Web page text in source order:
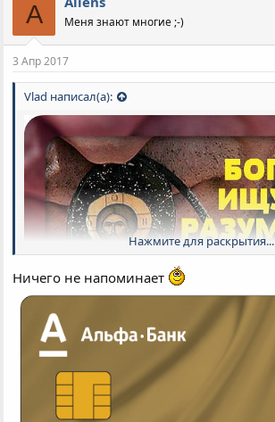
A Меня знают многие ;-)
3 Апр 2017
Vlad написал(а):
Нажмите для раскрытия...
Ничего не напоминает